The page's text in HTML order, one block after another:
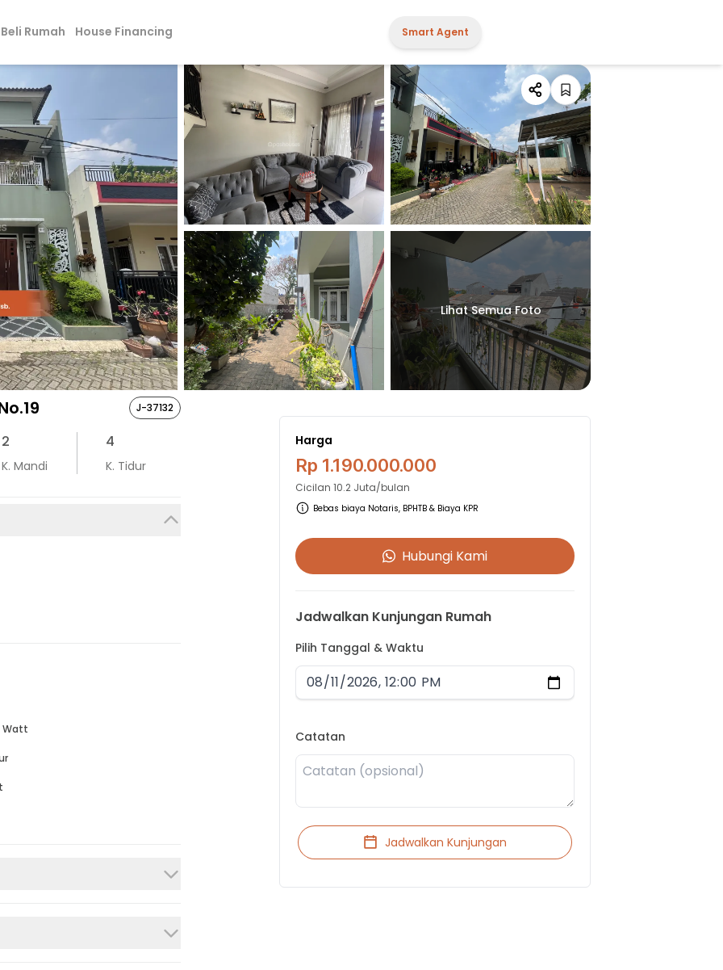
Beli Rumah House Financing Smart Agent
Lihat Semua Foto
J-37132
2
K. Mandi
4
K. Tidur
Watt
Harga
Rp 1.190.000.000
Cicilan10.2 Juta/bulan
Bebas biaya Notaris, BPHTB & Biaya KPR
Hubungi Kami
Jadwalkan Kunjungan Rumah
Pilih Tanggal & Waktu
Catatan
Jadwalkan Kunjungan